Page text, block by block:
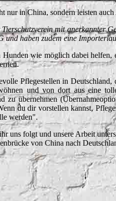
nur in China, sondern leisten
mit anerkannter
und haben zudem eine
wie möglich dabei
Pflegestellen in Deutschland,
und von dort aus eine
zu übernehmen
du dir vorstellen kannst,
werden".
uns folgt und unsere Arbeit
von China nach